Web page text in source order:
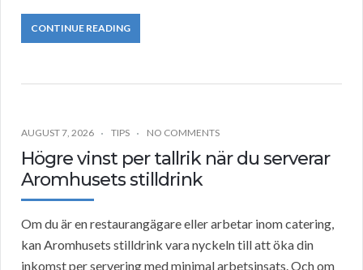
CONTINUE READING
AUGUST 7, 2026 TIPS NO COMMENTS
Högre vinst per tallrik när du serverar
Aromhusets stilldrink
Om du är en restaurangägare eller arbetar inom catering,
kan Aromhusets stilldrink vara nyckeln till att öka din
inkomst per servering med minimal arbetsinsats. Och om